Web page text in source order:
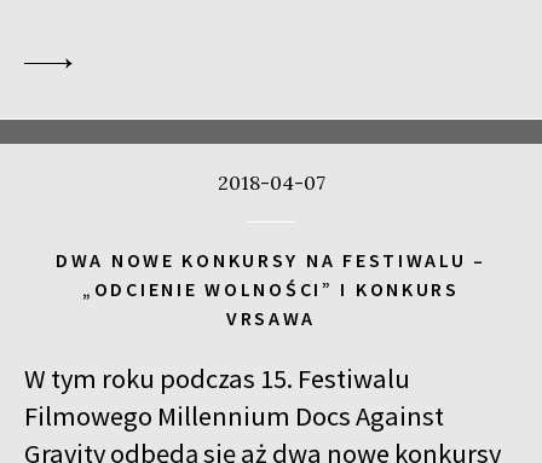
2018-04-07
DWA NOWE KONKURSY NA FESTIWALU –
„ODCIENIE WOLNOŚCI” I KONKURS
VRSAWA
W tym roku podczas 15. Festiwalu
Filmowego Millennium Docs Against
Gravity odbędą się aż dwa nowe konkursy